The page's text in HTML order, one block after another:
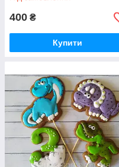
400 ₴
Купити